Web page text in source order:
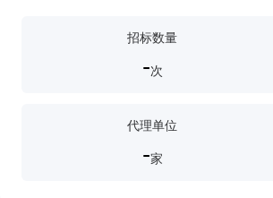
招标数量
-次
代理单位
-家